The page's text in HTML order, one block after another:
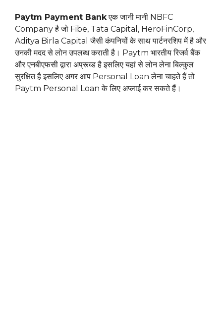
Paytm Payment Bankएक जानी मानी NBFC
Company है जो Fibe, Tata Capital, HeroFinCorp,
Aditya Birla Capital जैसी कंपनियों के साथ पार्टनरशिप में है और
उनकी मदद से लोन उपलब्ध कराती है। Paytm भारतीय रिजर्व बैंक
और एनबीएफसी द्वारा अप्रूव्ड है इसलिए यहां से लोन लेना बिल्कुल
सुरक्षित है इसलिए अगर आप Personal Loan लेना चाहते हैं तो
Paytm Personal Loan के लिए अप्लाई कर सकते हैं।